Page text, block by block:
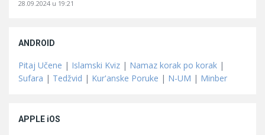
28.09.2024 u 19:21
ANDROID
Pitaj Učene | Islamski Kviz | Namaz korak po korak |
Sufara | Tedžvid | Kur'anske Poruke | N-UM | Minber
APPLE iOS